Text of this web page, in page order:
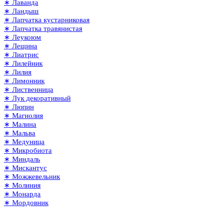
∗ Лаванда
∗ Ландыш
∗ Лапчатка кустарниковая
∗ Лапчатка травянистая
∗ Леукоюм
∗ Лещина
∗ Лиатрис
∗ Лилейник
∗ Лилия
∗ Лимонник
∗ Лиственница
∗ Лук декоративный
∗ Люпин
∗ Магнолия
∗ Малина
∗ Мальва
∗ Медуница
∗ Микробиота
∗ Миндаль
∗ Мискантус
∗ Можжевельник
∗ Молиния
∗ Монарда
∗ Мордовник